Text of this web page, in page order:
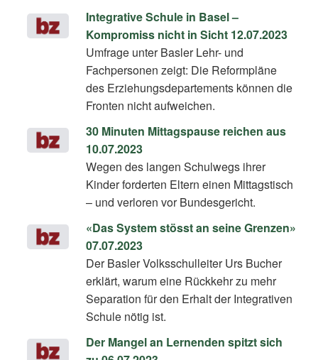
Integrative Schule in Basel –
Kompromiss nicht in Sicht 12.07.2023
Umfrage unter Basler Lehr- und
Fachpersonen zeigt: Die Reformpläne
des Erziehungsdepartements können die
Fronten nicht aufweichen.
30 Minuten Mittagspause reichen aus
10.07.2023
Wegen des langen Schulwegs ihrer
Kinder forderten Eltern einen Mittagstisch
– und verloren vor Bundesgericht.
«Das System stösst an seine Grenzen»
07.07.2023
Der Basler Volksschulleiter Urs Bucher
erklärt, warum eine Rückkehr zu mehr
Separation für den Erhalt der Integrativen
Schule nötig ist.
Der Mangel an Lernenden spitzt sich